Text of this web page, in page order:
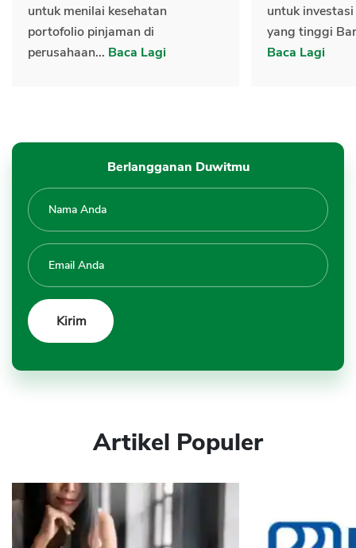
untuk menilai kesehatan
portofolio pinjaman di
perusahaan... Baca Lagi
untuk
yang tinggi
Baca Lagi
Berlangganan Duwitmu
Artikel Populer